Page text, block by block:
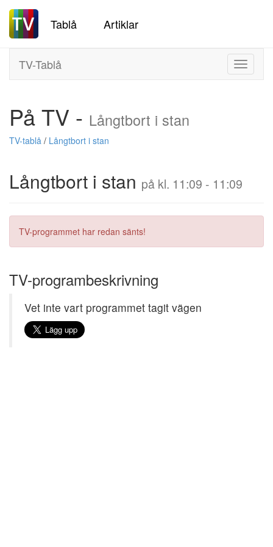
Tablå Artiklar
Toggle
TV-Tablå
På TV - Långtbort i stan
TV-tablå / Långtbort i stan
Långtbort i stan på kl. 11:09 - 11:09
TV-programmet har redan sänts!
TV-programbeskrivning
Vet inte vart programmet tagit vägen